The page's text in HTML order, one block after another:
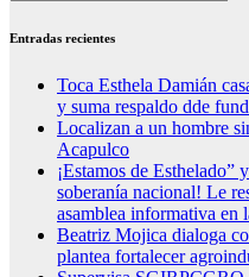
Entradas recientes
Toca Esthela Damián
y suma respaldo dde
Localizan a un hombre
Acapulco
¡Estamos de Esthelado”
soberanía nacional! Le
asamblea informativa en
Beatriz Mojica dialoga
plantea fortalecer